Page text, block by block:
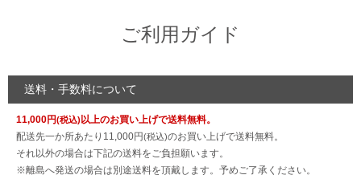
ご利用ガイド
送料・手数料について
11,000円
以上のお買い上げで送料無料。
配送先一か所あたり11,000円
のお買い上げで送料無料。
それ以外の場合は下記の送料をご負担願います。
※離島へ発送の場合は別途送料を頂戴します。予めご了承ください。